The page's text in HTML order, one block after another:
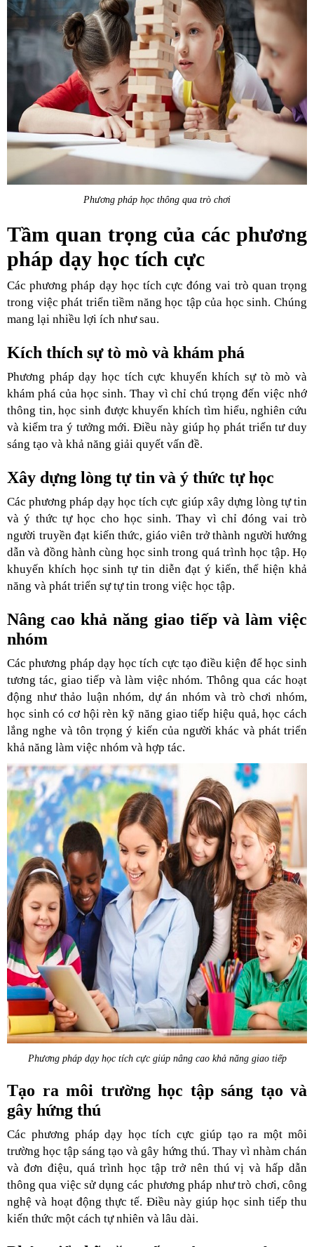
Phương pháp học thông qua trò chơi
Tầm quan trọng của các phương
pháp dạy học tích cực
Các phương pháp dạy học tích cực đóng vai trò quan trọng
trong việc phát triển tiềm năng học tập của học sinh. Chúng
mang lại nhiều lợi ích như sau.
Kích thích sự tò mò và khám phá
Phương pháp dạy học tích cực khuyến khích sự tò mò và
khám phá của học sinh. Thay vì chỉ chú trọng đến việc nhớ
thông tin, học sinh được khuyến khích tìm hiểu, nghiên cứu
và kiểm tra ý tưởng mới. Điều này giúp họ phát triển tư duy
sáng tạo và khả năng giải quyết vấn đề.
Xây dựng lòng tự tin và ý thức tự học
Các phương pháp dạy học tích cực giúp xây dựng lòng tự tin
và ý thức tự học cho học sinh. Thay vì chỉ đóng vai trò
người truyền đạt kiến thức, giáo viên trở thành người hướng
dẫn và đồng hành cùng học sinh trong quá trình học tập. Họ
khuyến khích học sinh tự tin diễn đạt ý kiến, thể hiện khả
năng và phát triển sự tự tin trong việc học tập.
Nâng cao khả năng giao tiếp và làm việc
nhóm
Các phương pháp dạy học tích cực tạo điều kiện để học sinh
tương tác, giao tiếp và làm việc nhóm. Thông qua các hoạt
động như thảo luận nhóm, dự án nhóm và trò chơi nhóm,
học sinh có cơ hội rèn kỹ năng giao tiếp hiệu quả, học cách
lắng nghe và tôn trọng ý kiến của người khác và phát triển
khả năng làm việc nhóm và hợp tác.
Phương pháp dạy học tích cực giúp nâng cao khả năng giao tiếp
Tạo ra môi trường học tập sáng tạo và
gây hứng thú
Các phương pháp dạy học tích cực giúp tạo ra một môi
trường học tập sáng tạo và gây hứng thú. Thay vì nhàm chán
và đơn điệu, quá trình học tập trở nên thú vị và hấp dẫn
thông qua việc sử dụng các phương pháp như trò chơi, công
nghệ và hoạt động thực tế. Điều này giúp học sinh tiếp thu
kiến thức một cách tự nhiên và lâu dài.